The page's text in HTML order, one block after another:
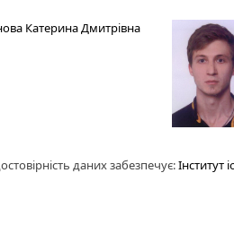
Катерина Дмитрівна
даних забезпечує: